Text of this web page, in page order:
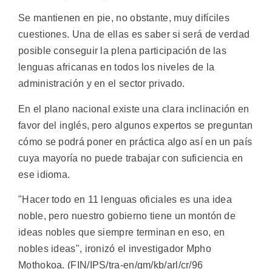
Se mantienen en pie, no obstante, muy difíciles
cuestiones. Una de ellas es saber si será de verdad
posible conseguir la plena participación de las
lenguas africanas en todos los niveles de la
administración y en el sector privado.
En el plano nacional existe una clara inclinación en
favor del inglés, pero algunos expertos se preguntan
cómo se podrá poner en práctica algo así en un país
cuya mayoría no puede trabajar con suficiencia en
ese idioma.
"Hacer todo en 11 lenguas oficiales es una idea
noble, pero nuestro gobierno tiene un montón de
ideas nobles que siempre terminan en eso, en
nobles ideas", ironizó el investigador Mpho
Mothokoa. (FIN/IPS/tra-en/gm/kb/arl/cr/96